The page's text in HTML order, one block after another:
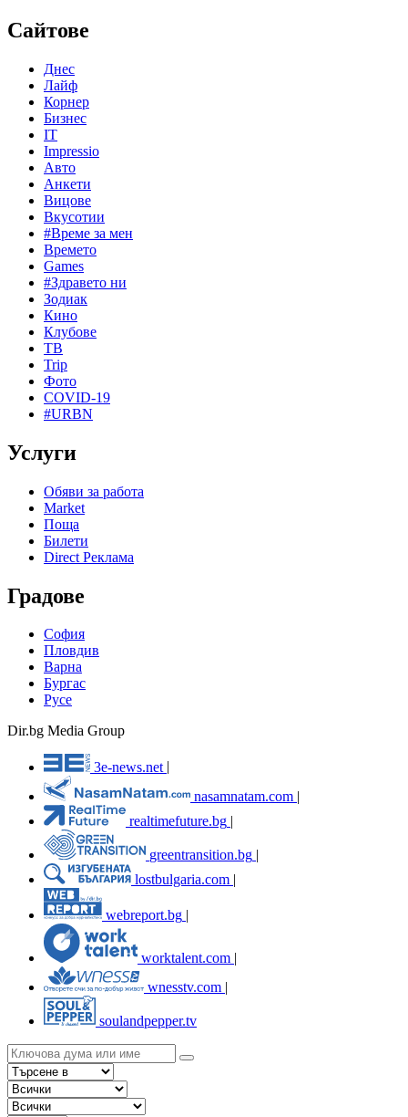
Сайтове
Днес
Лайф
Корнер
Бизнес
IT
Impressio
Авто
Анкети
Вицове
Вкусотии
#Време за мен
Времето
Games
#Здравето ни
Зодиак
Кино
Клубове
ТВ
Trip
Фото
COVID-19
#URBN
Услуги
Обяви за работа
Market
Поща
Билети
Direct Реклама
Градове
София
Пловдив
Варна
Бургас
Русе
Dir.bg Media Group
3e-news.net
nasamnatam.com |
realtimefuture.bg |
greentransition.bg |
lostbulgaria.com |
webreport.bg
worktalent.com |
wnesstv.com |
soulandpepper.tv